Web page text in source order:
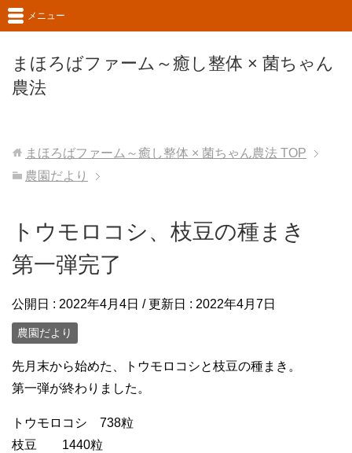
まほろばファーム～癒し整体 × 菌ちゃん
農法
メニュー
まほろばファーム～癒し整体 × 菌ちゃん農法 TOP
農園だより
トウモロコシ、枝豆の種まき
第一弾完了
公開日 : 2022年4月4日 / 更新日 : 2022年4月7日
農園だより
先月末から始めた、トウモロコシと枝豆の種まき。
第一弾が終わりました。
トウモロコシ 738粒
枝豆 1440粒